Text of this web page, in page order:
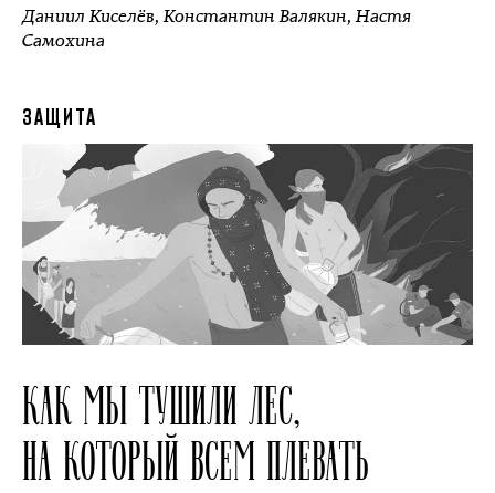
Даниил Киселёв,Константин Валякин,Настя
Самохина
ЗАЩИТА
КАК МЫ ТУШИЛИ ЛЕС,
НА КОТОРЫЙ ВСЕМ ПЛЕВАТЬ